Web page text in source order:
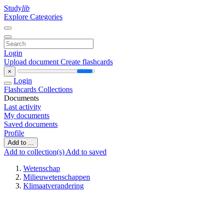
Studylib
Explore Categories
Login
Upload document Create flashcards
×
Login
Flashcards Collections
Documents
Last activity
My documents
Saved documents
Profile
Add to ...
Add to collection(s) Add to saved
Wetenschap
Milieuwetenschappen
Klimaatverandering